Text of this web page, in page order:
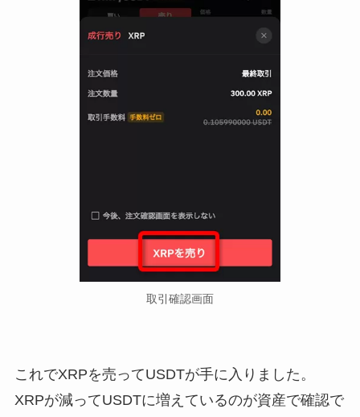
取引確認画面
これでXRPを売ってUSDTが手に入りました。
XRPが減ってUSDTに増えているのが資産で確認で